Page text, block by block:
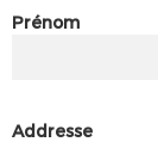
Prénom
Addresse